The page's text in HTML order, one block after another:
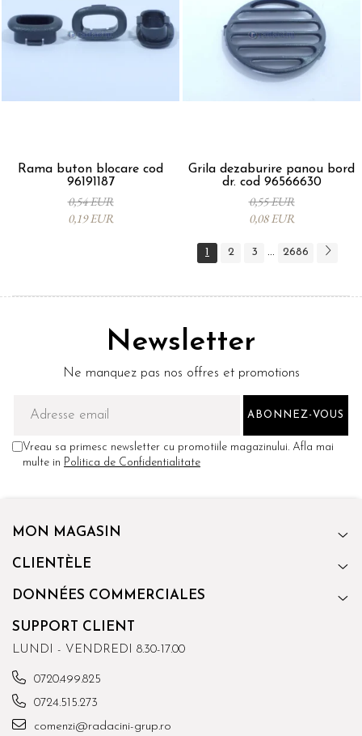
Rama buton blocare cod
96191187
0,54 EUR
0,19 EUR
Grila dezaburire panou bord
dr. cod 96566630
0,55 EUR
0,08 EUR
1 2 3 ... 2686
Newsletter
Ne manquez pas nos offres et promotions
Vreau sa primesc newsletter cu promotiile magazinului. Afla mai
multe in Politica de Confidentialitate
MON MAGASIN
CLIENTÈLE
DONNÉES COMMERCIALES
SUPPORT CLIENT
LUNDI - VENDREDI 8.30-17.00
0720.499.825
0724.515.273
comenzi@radacini-grup.ro